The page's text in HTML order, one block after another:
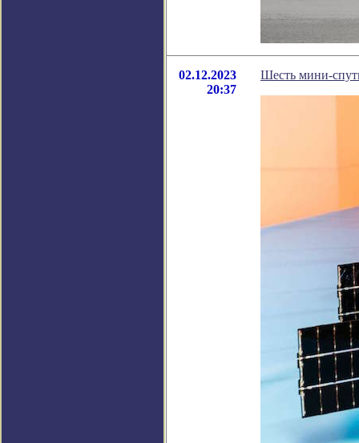
02.12.2023
20:37
Шесть мини-